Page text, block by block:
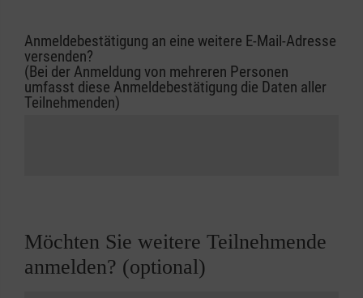
Anmeldebestätigung an eine weitere E-Mail-Adresse
versenden?
(Bei der Anmeldung von mehreren Personen
umfasst diese Anmeldebestätigung die Daten aller
Teilnehmenden)
Möchten Sie weitere Teilnehmende
anmelden? (optional)